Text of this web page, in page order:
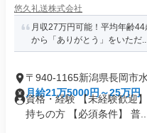
悠久礼送株式会社
月収27万円可能！平均年齢
から「ありがとう」をいただ
〒940-1165新潟県長岡市
月給21万5000円～25万円
資格・経験 【未経験歓迎
持ちの方 【必須条件】 普...